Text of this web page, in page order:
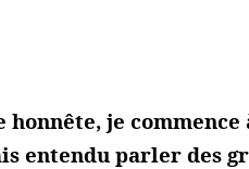
je commence
entendu parler des